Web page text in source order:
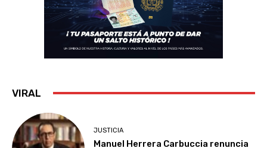
VIRAL
JUSTICIA
Manuel Herrera Carbuccia renuncia